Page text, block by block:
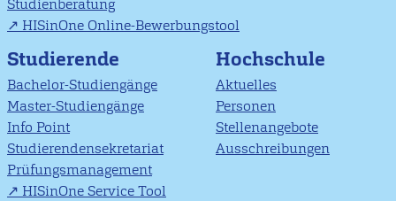
Studienberatung
HISinOne Online-Bewerbungstool
Studierende
Bachelor-Studiengänge
Master-Studiengänge
Info Point
Studierendensekretariat
Prüfungsmanagement
HISinOne Service Tool
Hochschule
Aktuelles
Personen
Stellenangebote
Ausschreibungen